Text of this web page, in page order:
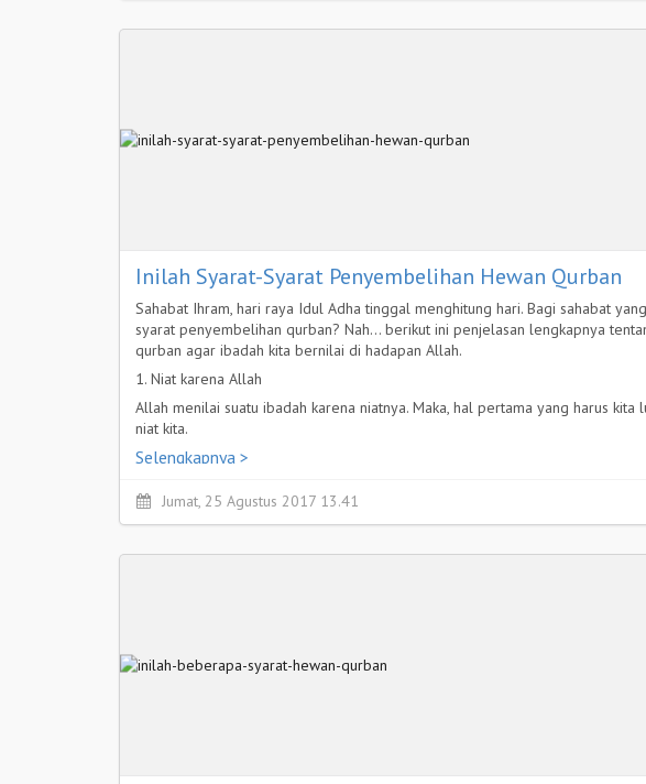
Inilah Syarat-Syarat Penyembelihan Hewan Qurban
Sahabat Ihram, hari raya Idul Adha tinggal menghitung hari. Bagi sahabat
syarat penyembelihan qurban? Nah… berikut ini penjelasan lengkapnya
qurban agar ibadah kita bernilai di hadapan Allah.
1. Niat karena Allah
Allah menilai suatu ibadah karena niatnya. Maka, hal pertama yang harus
niat kita.
Selengkapnya >
Jumat, 25 Agustus 2017 13.41